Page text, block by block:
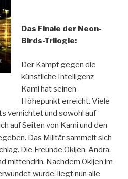
Das Finale der Neon-
Birds-Trilogie:
Der Kampf gegen die
künstliche Intelligenz
Kami hat seinen
Höhepunkt erreicht. Viele
vernichtet und sowohl auf
auf Seiten von Kami und den
Das Militär sammelt sich
Die Freunde Okijen, Andra,
mittendrin. Nachdem Okijen im
wurde, liegt nun alle